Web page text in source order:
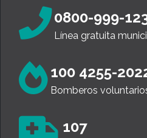
0800-999-
Línea gratuita
100 4255-
Bomberos
107